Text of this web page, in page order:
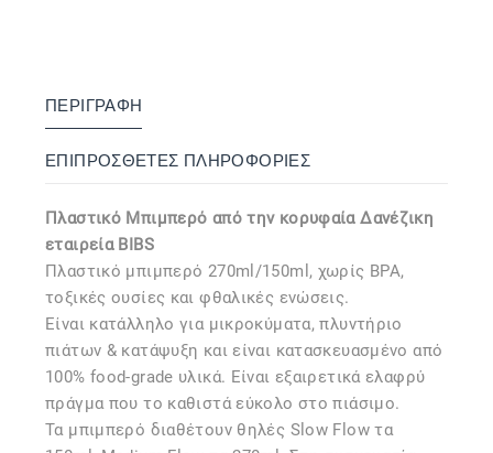
ΠΕΡΙΓΡΑΦΉ
ΕΠΙΠΡΌΣΘΕΤΕΣ ΠΛΗΡΟΦΟΡΊΕΣ
Πλαστικό Μπιμπερό από την κορυφαία Δανέζικη
εταιρεία BIBS
Πλαστικό μπιμπερό 270ml/150ml, χωρίς BPA,
τοξικές ουσίες και φθαλικές ενώσεις.
Είναι κατάλληλο για μικροκύματα, πλυντήριο
πιάτων & κατάψυξη και είναι κατασκευασμένο από
100% food-grade υλικά. Είναι εξαιρετικά ελαφρύ
πράγμα που το καθιστά εύκολο στο πιάσιμο.
Τα μπιμπερό διαθέτουν θηλές Slow Flow τα